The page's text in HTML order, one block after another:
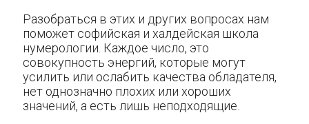
Разобраться в этих и других вопросах нам
поможет софийская и халдейская школа
нумерологии. Каждое число, это
совокупность энергий, которые могут
усилить или ослабить качества обладателя,
нет однозначно плохих или хороших
значений, а есть лишь неподходящие.